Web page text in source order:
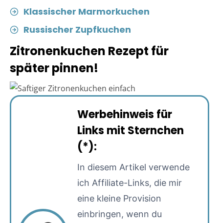
Klassischer Marmorkuchen
Russischer Zupfkuchen
Zitronenkuchen Rezept für
später pinnen!
Werbehinweis für
Links mit Sternchen
(*):
In diesem Artikel verwende
ich Affiliate-Links, die mir
eine kleine Provision
einbringen, wenn du